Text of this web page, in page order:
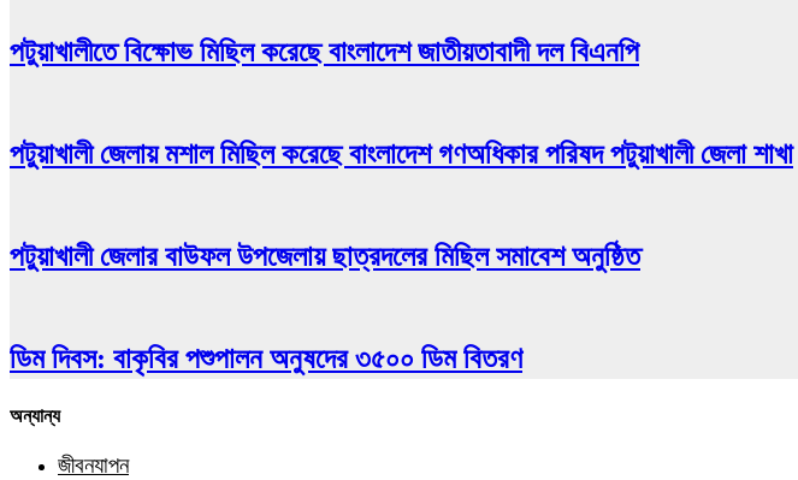
পটুয়াখালীতে বিক্ষোভ মিছিল করেছে বাংলাদেশ জাতীয়তাবাদী দল বিএনপি
পটুয়াখালী জেলায় মশাল মিছিল করেছে বাংলাদেশ গণঅধিকার পরিষদ পটুয়াখালী জেলা শাখা
পটুয়াখালী জেলার বাউফল উপজেলায় ছাত্রদলের মিছিল সমাবেশ অনুষ্ঠিত
ডিম দিবস: বাকৃবির পশুপালন অনুষদের ৩৫০০ ডিম বিতরণ
মহানবী সাঃ কে কটূক্তির প্রতিবাদে পবিপ্রবিতে বিক্ষোভ মিছিল
অন্যান্য
জীবনযাপন